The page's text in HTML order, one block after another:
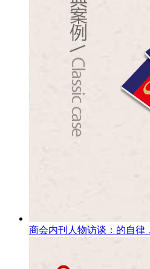
商会内刊人物访谈：的自律